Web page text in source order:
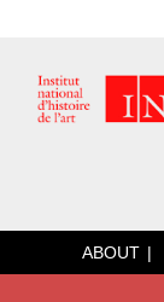
ABOUT